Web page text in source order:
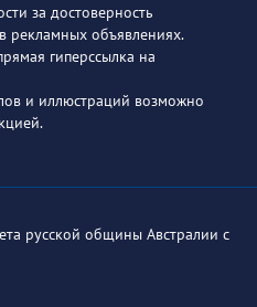
за достоверность
рекламных объявлениях.
гиперссылка на
и иллюстраций возможно
русской общины Австралии с